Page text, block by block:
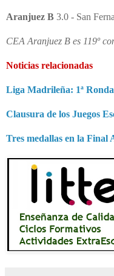
Aranjuez B 3.0 - San
CEA Aranjuez B es 119º
Noticias relacionadas
Liga Madrileña: 1ª Ronda
Clausura de los Juegos
Tres medallas en la Final